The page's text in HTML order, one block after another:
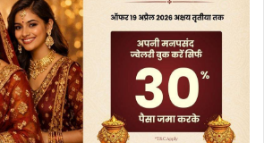
m
a
i
l